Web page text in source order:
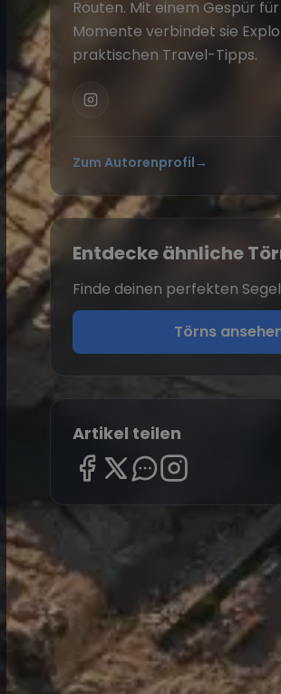
Routen. Mit einem Gespür
Momente verbindet sie
praktischen Travel-Tipps.
Zum Autorenprofil →
Entdecke ähnliche
Finde deinen perfekten
Törns
Artikel teilen